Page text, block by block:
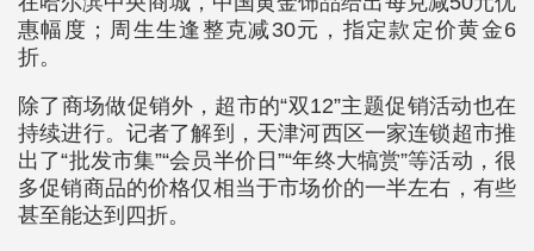
惠幅度；周生生逢整克减30元，指定款定价黄金6
折。
除了商场做促销外，超市的“双12”主题促销活动也在
持续进行。记者了解到，天津河西区一家连锁超市推
出了“批发市集”“会员半价日”“年终大犒赏”等活动，很
多促销商品的价格仅相当于市场价的一半左右，有些
甚至能达到四折。